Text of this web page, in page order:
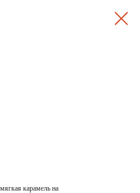
карамель на